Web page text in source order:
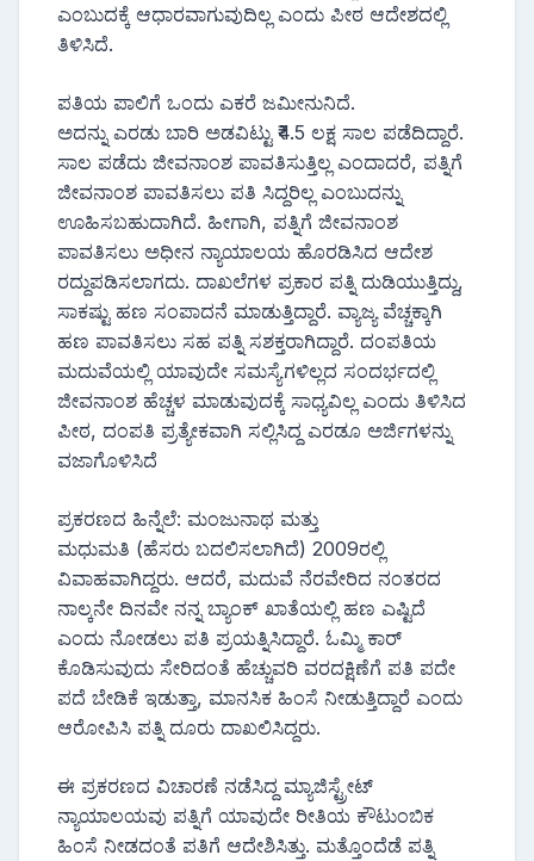
ಎಂಬುದಕ್ಕೆ ಆಧಾರವಾಗುವುದಿಲ್ಲ ಎಂದು ಪೀಠ ಆದೇಶದಲ್ಲಿ
ತಿಳಿಸಿದೆ.
ಪತಿಯ ಪಾಲಿಗೆ ಒಂದು ಎಕರೆ ಜಮೀನುನಿದೆ.
ಅದನ್ನು ಎರಡು ಬಾರಿ ಅಡವಿಟ್ಟು ₹4.5 ಲಕ್ಷ ಸಾಲ ಪಡೆದಿದ್ದಾರೆ.
ಸಾಲ ಪಡೆದು ಜೀವನಾಂಶ ಪಾವತಿಸುತ್ತಿಲ್ಲ ಎಂದಾದರೆ, ಪತ್ನಿಗೆ
ಜೀವನಾಂಶ ಪಾವತಿಸಲು ಪತಿ ಸಿದ್ದರಿಲ್ಲ ಎಂಬುದನ್ನು
ಊಹಿಸಬಹುದಾಗಿದೆ. ಹೀಗಾಗಿ, ಪತ್ನಿಗೆ ಜೀವನಾಂಶ
ಪಾವತಿಸಲು ಅಧೀನ ನ್ಯಾಯಾಲಯ ಹೊರಡಿಸಿದ ಆದೇಶ
ರದ್ದುಪಡಿಸಲಾಗದು. ದಾಖಲೆಗಳ ಪ್ರಕಾರ ಪತ್ನಿ ದುಡಿಯುತ್ತಿದ್ದು,
ಸಾಕಷ್ಟು ಹಣ ಸಂಪಾದನೆ ಮಾಡುತ್ತಿದ್ದಾರೆ. ವ್ಯಾಜ್ಯ ವೆಚ್ಚಕ್ಕಾಗಿ
ಹಣ ಪಾವತಿಸಲು ಸಹ ಪತ್ನಿ ಸಶಕ್ತರಾಗಿದ್ದಾರೆ. ದಂಪತಿಯ
ಮದುವೆಯಲ್ಲಿ ಯಾವುದೇ ಸಮಸ್ಯೆಗಳಿಲ್ಲದ ಸಂದರ್ಭದಲ್ಲಿ
ಜೀವನಾಂಶ ಹೆಚ್ಚಳ ಮಾಡುವುದಕ್ಕೆ ಸಾಧ್ಯವಿಲ್ಲ ಎಂದು ತಿಳಿಸಿದ
ಪೀಠ, ದಂಪತಿ ಪ್ರತ್ಯೇಕವಾಗಿ ಸಲ್ಲಿಸಿದ್ದ ಎರಡೂ ಅರ್ಜಿಗಳನ್ನು
ವಜಾಗೊಳಿಸಿದೆ
ಪ್ರಕರಣದ ಹಿನ್ನೆಲೆ: ಮಂಜುನಾಥ ಮತ್ತು
ಮಧುಮತಿ (ಹೆಸರು ಬದಲಿಸಲಾಗಿದೆ) 2009ರಲ್ಲಿ
ವಿವಾಹವಾಗಿದ್ದರು. ಆದರೆ, ಮದುವೆ ನೆರವೇರಿದ ನಂತರದ
ನಾಲ್ಕನೇ ದಿನವೇ ನನ್ನ ಬ್ಯಾಂಕ್ ಖಾತೆಯಲ್ಲಿ ಹಣ ಎಷ್ಟಿದೆ
ಎಂದು ನೋಡಲು ಪತಿ ಪ್ರಯತ್ನಿಸಿದ್ದಾರೆ. ಓಮ್ಮಿ ಕಾರ್
ಕೊಡಿಸುವುದು ಸೇರಿದಂತೆ ಹೆಚ್ಚುವರಿ ವರದಕ್ಷಿಣೆಗೆ ಪತಿ ಪದೇ
ಪದೆ ಬೇಡಿಕೆ ಇಡುತ್ತಾ, ಮಾನಸಿಕ ಹಿಂಸೆ ನೀಡುತ್ತಿದ್ದಾರೆ ಎಂದು
ಆರೋಪಿಸಿ ಪತ್ನಿ ದೂರು ದಾಖಲಿಸಿದ್ದರು.
ಈ ಪ್ರಕರಣದ ವಿಚಾರಣೆ ನಡೆಸಿದ್ದ ಮ್ಯಾಜಿಸ್ಟ್ರೇಟ್
ನ್ಯಾಯಾಲಯವು ಪತ್ನಿಗೆ ಯಾವುದೇ ರೀತಿಯ ಕೌಟುಂಬಿಕ
ಹಿಂಸೆ ನೀಡದಂತೆ ಪತಿಗೆ ಆದೇಶಿಸಿತ್ತು. ಮತ್ತೊಂದೆಡೆ ಪತ್ನಿ